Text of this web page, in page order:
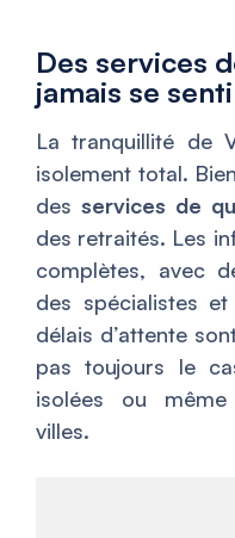
Des services
jamais se
La tranquillité de
isolement total.
des services de
des retraités. Les
complètes, avec
des spécialistes et
délais d’attente
pas toujours le
isolées ou
villes.